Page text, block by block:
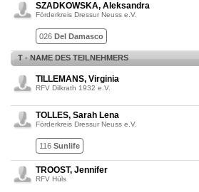
SZADKOWSKA, Aleksandra
Förderkreis Dressur Neuss e.V.
026 Del Damasco
T - NAME DES TEILNEHMERS
TILLEMANS, Virginia
RFV Dilkrath 1932 e.V.
TOLLES, Sarah Lena
Förderkreis Dressur Neuss e.V.
116 Sunlife
TROOST, Jennifer
RFV Hüls